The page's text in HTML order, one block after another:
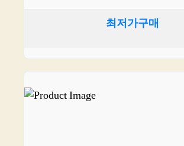
최저가구매